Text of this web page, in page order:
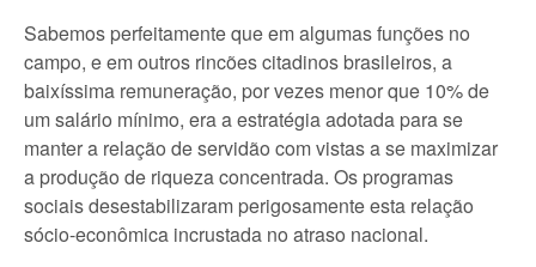
Sabemos perfeitamente que em algumas funções no
campo, e em outros rincões citadinos brasileiros, a
baixíssima remuneração, por vezes menor que 10% de
um salário mínimo, era a estratégia adotada para se
manter a relação de servidão com vistas a se maximizar
a produção de riqueza concentrada. Os programas
sociais desestabilizaram perigosamente esta relação
sócio-econômica incrustada no atraso nacional.